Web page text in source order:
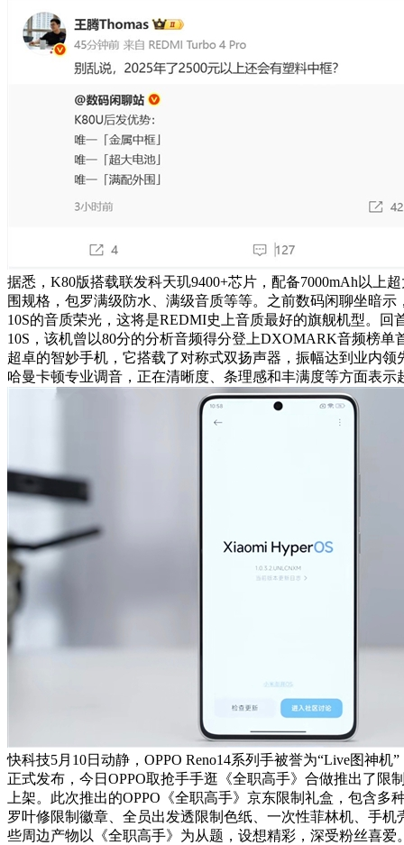
据悉，K80版搭载联发科天玑9400+芯片，配备7000mAh以上
围规格，包罗满级防水、满级音质等等。之前数码闲聊坐暗示
10S的音质荣光，这将是REDMI史上音质最好的旗舰机型。回
10S，该机曾以80分的分析音频得分登上DXOMARK音频榜单
超卓的智妙手机，它搭载了对称式双扬声器，振幅达到业内领
哈曼卡顿专业调音，正在清晰度、条理感和丰满度等方面表示
快科技5月10日动静，OPPO Reno14系列手被誉为“Live图神机
正式发布，今日OPPO取抢手手逛《全职高手》合做推出了限
上架。此次推出的OPPO《全职高手》京东限制礼盒，包含多
罗叶修限制徽章、全员出发透限制色纸、一次性菲林机、手机
些周边产物以《全职高手》为从题，设想精彩，深受粉丝喜爱